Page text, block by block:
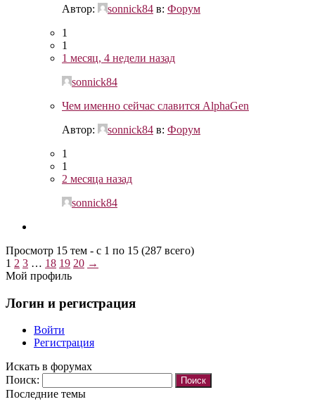
Автор:
sonnick84 в: Форум
1
1
1 месяц, 4 недели назад
sonnick84
Чем именно сейчас славится AlphaGen
Автор:
sonnick84 в: Форум
1
1
2 месяца назад
sonnick84
Просмотр 15 тем - с 1 по 15 (287 всего)
1 2 3 … 18 19 20 →
Мой профиль
Логин и регистрация
Войти
Регистрация
Искать в форумах
Поиск:
Последние темы